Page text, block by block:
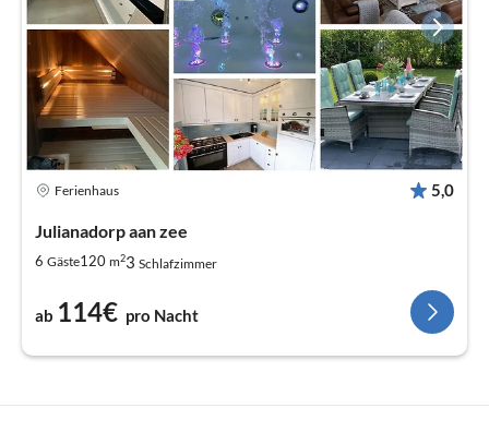
Ferienhaus 5,0
Julianadorp aan zee
6 Gäste120 m23 Schlafzimmer
ab 114€ pro Nacht